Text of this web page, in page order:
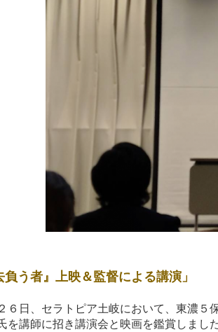
負う者』上映＆監督による講演」
６日、セラトピア土岐において、東濃
を講師に招き講演会と映画を鑑賞しました